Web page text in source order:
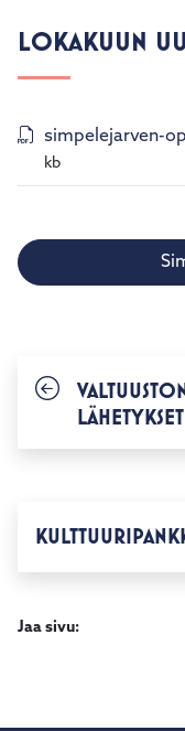
LOKAKUUN
simpelejarven-
kb
LÄHETYKSET
Jaa sivu: